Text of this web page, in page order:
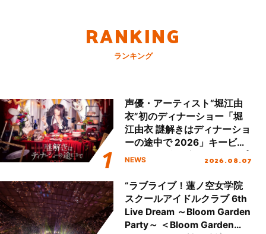
RANKING
ランキング
声優・アーティスト“堀江由
衣”初のディナーショー「堀
江由衣 謎解きはディナーショ
ーの途中で 2026」キービジ
ュアル＆グッズラインナップ
NEWS 2026.08.07
“ラブライブ！蓮ノ空女学院
スクールアイドルクラブ 6th
Live Dream ～Bloom Garden
Party～ ＜Bloom Garden